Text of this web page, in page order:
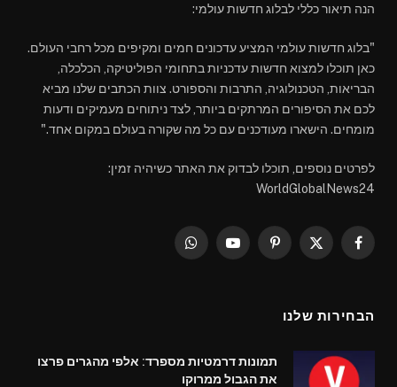
הנה תיאור כללי לבלוג חדשות עולמי:
"בלוג חדשות עולמי המציע עדכונים חמים ומקיפים מכל רחבי העולם.
כאן תוכלו למצוא חדשות עדכניות בתחומי הפוליטיקה, הכלכלה,
הבריאות, הטכנולוגיה, התרבות והספורט. צוות הכתבים שלנו מביא
לכם את הסיפורים המרתקים ביותר, לצד ניתוחים מעמיקים ודעות
מומחים. הישארו מעודכנים עם כל מה שקורה בעולם במקום אחד."
לפרטים נוספים, תוכלו לבדוק את האתר כשיהיה זמין:
WorldGlobalNews24
Facebook
X
Pinterest
YouTube
WhatsApp
הבחירות שלנו
תמונות דרמטיות מספרד: אלפי מהגרים פרצו
את הגבול ממרוקו